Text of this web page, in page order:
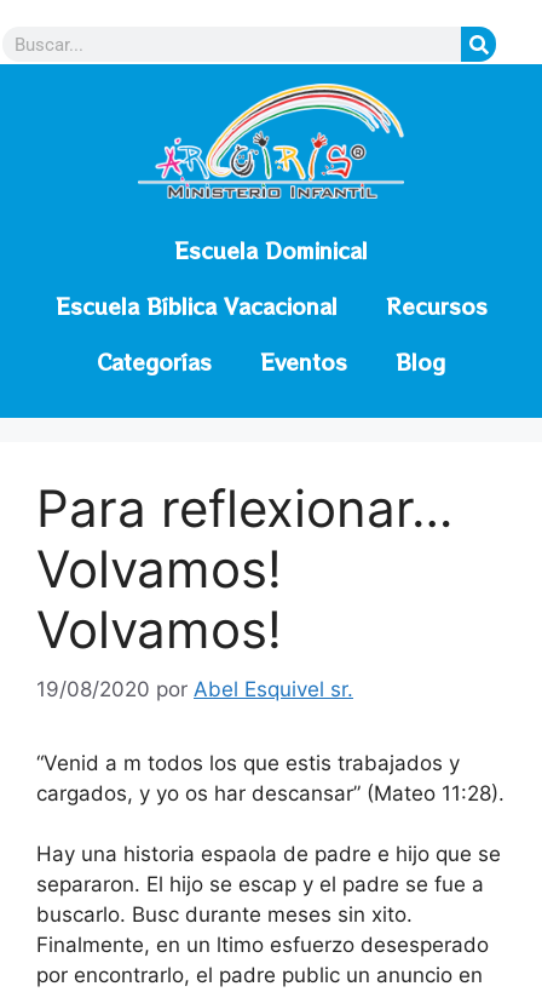
Escuela Dominical
Escuela Bíblica Vacacional
Recursos
Categorías
Eventos Blog
Para reflexionar…
Volvamos!
Volvamos!
19/08/2020 por Abel Esquivel sr.
“Venid a m todos los que estis trabajados y
cargados, y yo os har descansar” (Mateo 11:28).
Hay una historia espaola de padre e hijo que se
separaron. El hijo se escap y el padre se fue a
buscarlo. Busc durante meses sin xito.
Finalmente, en un ltimo esfuerzo desesperado
por encontrarlo, el padre public un anuncio en